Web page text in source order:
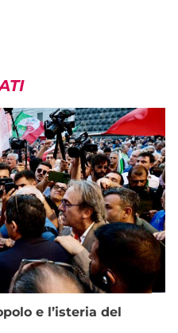
e l’isteria del